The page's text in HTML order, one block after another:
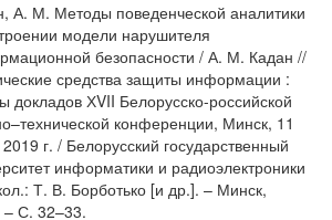
А. М. Методы поведенческой аналитики
модели нарушителя
безопасности / А. М. Кадан //
средства защиты информации :
докладов ХVII Белорусско-российской
конференции, Минск, 11
г. / Белорусский государственный
информатики и радиоэлектроники
Т. В. Борботько [и др.]. – Минск,
– С. 32–33.